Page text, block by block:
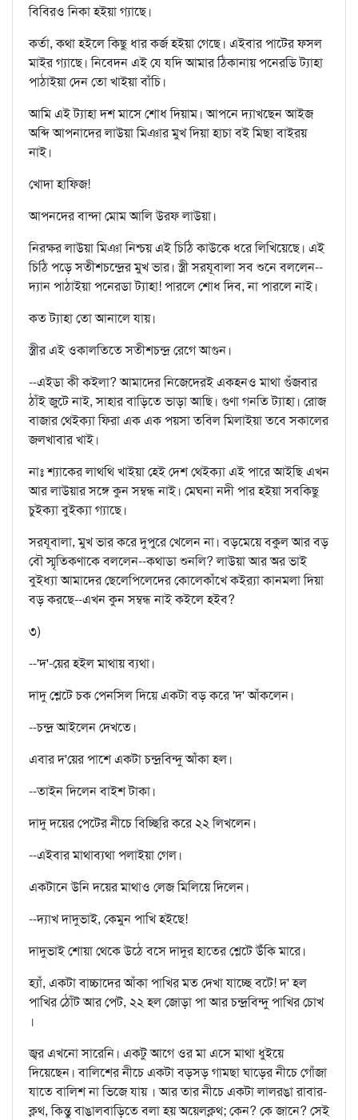
বিবিরও নিকা হইয়া গ্যাছে।
কর্তা, কথা হইলে কিছু ধার কর্জ হইয়া গেছে। এইবার পাটের ফসল
মাইর গ্যাছে। নিবেদন এই যে যদি আমার ঠিকানায় পনেরডি ট্যাহা
পাঠাইয়া দেন তো খাইয়া বাঁচি।
আমি এই ট্যাহা দশ মাসে শোধ দিয়াম। আপনে দ্যাখছেন আইজ
অব্দি আপনাদের লাউয়া মিঞার মুখ দিয়া হাচা বই মিছা বাইরয়
নাই।
খোদা হাফিজ!
আপনদের বান্দা মোম আলি উরফ লাউয়া।
নিরক্ষর লাউয়া মিঞা নিশ্চয় এই চিঠি কাউকে ধরে লিখিয়েছে। এই
চিঠি পড়ে সতীশচন্দ্রের মুখ ভার। স্ত্রী সরযূবালা সব শুনে বললেন--
দ্যান পাঠাইয়া পনেরডা ট্যাহা! পারলে শোধ দিব, না পারলে নাই।
কত ট্যাহা তো আনালে যায়।
স্ত্রীর এই ওকালতিতে সতীশচন্দ্র রেগে আগুন।
--এইডা কী কইলা? আমাদের নিজেদেরই একহনও মাথা গুঁজবার
ঠাঁই জুটে নাই, সাহার বাড়িতে ভাড়া আছি। গুণা গনতি ট্যাহা। রোজ
বাজার থেইক্যা ফিরা এক এক পয়সা তবিল মিলাইয়া তবে সকালের
জলখাবার খাই।
নাঃ শ্যাকের লাথথি খাইয়া হেই দেশ থেইক্যা এই পারে আইছি এখন
আর লাউয়ার সঙ্গে কুন সম্বন্ধ নাই। মেঘনা নদী পার হইয়া সবকিছু
চুইক্যা বুইক্যা গ্যাছে।
সরযূবালা, মুখ ভার করে দুপুরে খেলেন না। বড়মেয়ে বকুল আর বড়
বৌ স্মৃতিকণাকে বললেন--কথাডা শুনলি? লাউয়া আর অর ভাই
বুইধ্যা আমাদের ছেলেপিলেদের কোলেকাঁখে কইর‍্যা কানমলা দিয়া
বড় করছে--এখন কুন সম্বন্ধ নাই কইলে হইব?
৩)
--'দ'-য়ের হইল মাথায় ব্যথা।
দাদু শ্লেটে চক পেনসিল দিয়ে একটা বড় করে 'দ' আঁকলেন।
--চন্দ্র আইলেন দেখতে।
এবার দ'য়ের পাশে একটা চন্দ্রবিন্দু আঁকা হল।
--তাইন দিলেন বাইশ টাকা।
দাদু দয়ের পেটের নীচে বিচ্ছিরি করে ২২ লিখলেন।
--এইবার মাথাব্যথা পলাইয়া গেল।
একটানে উনি দয়ের মাথাও লেজ মিলিয়ে দিলেন।
--দ্যাখ দাদুভাই, কেমুন পাখি হইছে!
দাদুভাই শোয়া থেকে উঠে বসে দাদুর হাতের শ্লেটে উঁকি মারে।
হ্যাঁ, একটা বাচ্চাদের আঁকা পাখির মত দেখা যাচ্ছে বটে! দ' হল
পাখির ঠোঁট আর পেট, ২২ হল জোড়া পা আর চন্দ্রবিন্দু পাখির চোখ
।
জ্বর এখনো সারেনি। একটু আগে ওর মা এসে মাথা ধুইয়ে
দিয়েছেন। বালিশের নীচে একটা বড়সড় গামছা ঘাড়ের নীচে গোঁজা
যাতে বালিশ না ভিজে যায় । আর তার নীচে একটা লালরঙা রাবার-
ক্লথ, কিন্তু বাঙালবাড়িতে বলা হয় অয়েলক্লথ; কেন? কে জানে? সেই